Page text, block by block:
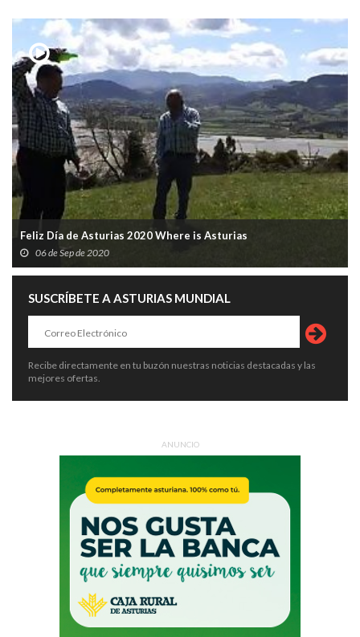
Feliz Día de Asturias 2020 Where is Asturias
06 de Sep de 2020
SUSCRÍBETE A ASTURIAS MUNDIAL
Recibe directamente en tu buzón nuestras noticias destacadas y las
mejores ofertas.
ANUNCIO